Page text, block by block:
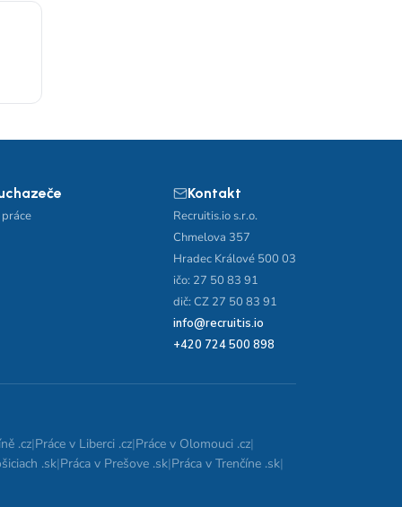
Kontakt
Recruitis.io s.r.o.
Chmelova 357
Hradec Králové 500 03
ičo: 27 50 83 91
dič: CZ 27 50 83 91
info@recruitis.io
+420 724 500 898
.cz|Práce v Liberci .cz|Práce v Olomouci .cz|
.sk|Práca v Prešove .sk|Práca v Trenčíne .sk|